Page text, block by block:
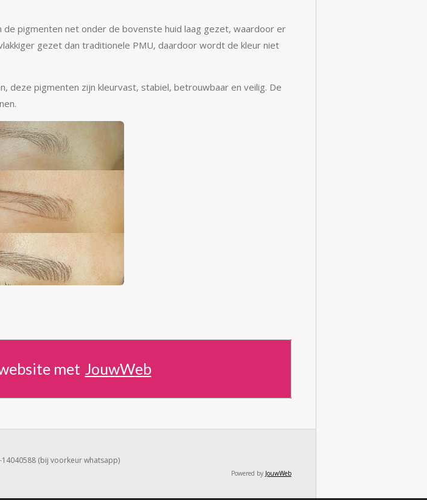
pigmenten net onder de bovenste huid laag gezet, waardoor er
gezet dan traditionele PMU, daardoor wordt de kleur niet
deze pigmenten zijn kleurvast, stabiel, betrouwbaar en veilig. De
met JouwWeb
(bij voorkeur whatsapp)
Powered by JouwWeb